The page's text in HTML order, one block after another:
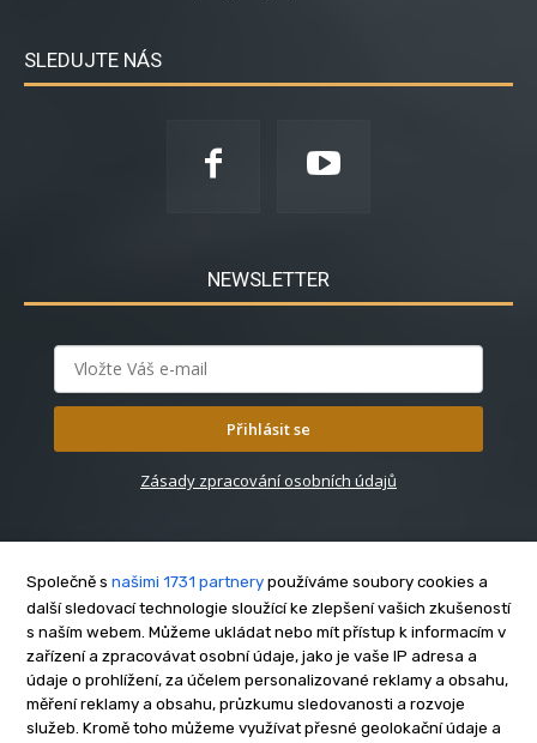
SLEDUJTE NÁS
NEWSLETTER
Přihlásit se
Zásady zpracování osobních údajů
O nás
Kontakt
Reklama
Společně s našimi 1731 partnery používáme soubory cookies a
další sledovací technologie sloužící ke zlepšení vašich zkušeností
s naším webem. Můžeme ukládat nebo mít přístup k informacím v
zařízení a zpracovávat osobní údaje, jako je vaše IP adresa a
údaje o prohlížení, za účelem personalizované reklamy a obsahu,
měření reklamy a obsahu, průzkumu sledovanosti a rozvoje
služeb. Kromě toho můžeme využívat přesné geolokační údaje a